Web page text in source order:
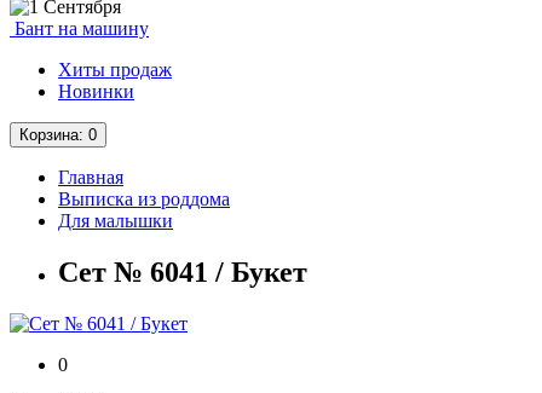
Бант на машину
Хиты продаж
Новинки
Корзина: 0
Главная
Выписка из роддома
Для малышки
Сет № 6041 / Букет
0